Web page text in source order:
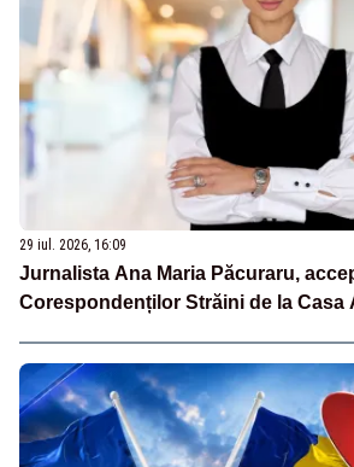
29 iul. 2026, 16:09
Jurnalista Ana Maria Păcuraru,
Corespondenților Străini de la Casa